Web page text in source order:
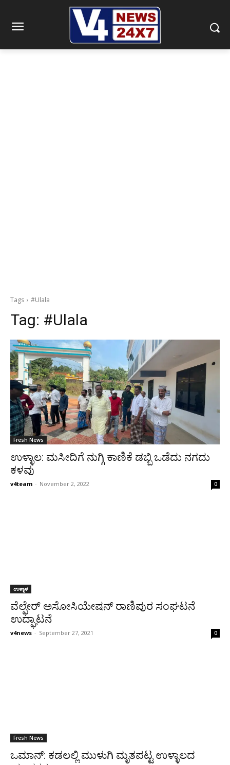
Tags #Ulala
Tag: #Ulala
Fresh News
ಉಳ್ಳಾಲ: ಮಸೀದಿಗೆ ನುಗ್ಗಿ ಕಾಣಿಕೆ ಡಬ್ಬಿ ಒಡೆದು ನಗದು
ಕಳವು
v4team - November 2, 2022 0
ಉಳ್ಳಾಳ
ವೆಲ್ಫೇರ್ ಅಸೋಸಿಯೇಷನ್ ರಾಣಿಪುರ ಸಂಘಟನೆ
ಉದ್ಘಾಟನೆ
v4news - September 27, 2021 0
Fresh News
ಒಮಾನ್‌: ಕಡಲಲ್ಲಿ ಮುಳುಗಿ ಮೃತಪಟ್ಟ ಉಳ್ಳಾಲದ